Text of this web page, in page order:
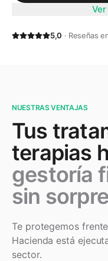
5,0 · Reseñas
NUESTRAS VENTAJAS
Tus
terapias
gestoría
sin
Te protegemos
Hacienda está
sector.